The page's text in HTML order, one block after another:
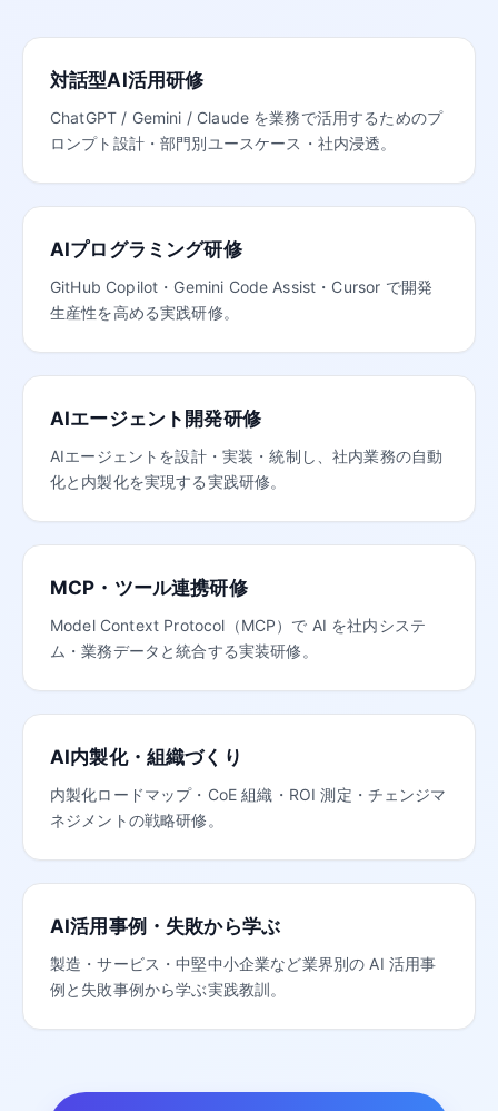
対話型AI活用研修
ChatGPT / Gemini / Claude を業務で活用するためのプ
ロンプト設計・部門別ユースケース・社内浸透。
AIプログラミング研修
GitHub Copilot・Gemini Code Assist・Cursor で開発
生産性を高める実践研修。
AIエージェント開発研修
AIエージェントを設計・実装・統制し、社内業務の自動
化と内製化を実現する実践研修。
MCP・ツール連携研修
Model Context Protocol（MCP）で AI を社内システ
ム・業務データと統合する実装研修。
AI内製化・組織づくり
内製化ロードマップ・CoE 組織・ROI 測定・チェンジマ
ネジメントの戦略研修。
AI活用事例・失敗から学ぶ
製造・サービス・中堅中小企業など業界別の AI 活用事
例と失敗事例から学ぶ実践教訓。